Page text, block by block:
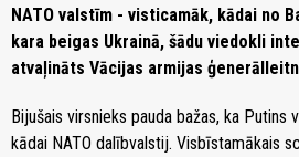
NATO valstīm - visticamāk, kādai no
kara beigas Ukrainā, šādu viedokli
atvaļināts Vācijas armijas
Bijušais virsnieks pauda bažas, ka Putins
kādai NATO dalībvalstij. Visbīstamākais